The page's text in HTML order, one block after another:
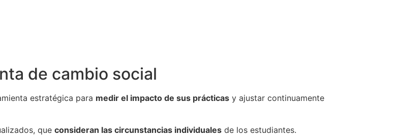
de cambio social
estratégica para medir el impacto de sus prácticas y ajustar continuamente
que consideran las circunstancias individuales de los estudiantes.